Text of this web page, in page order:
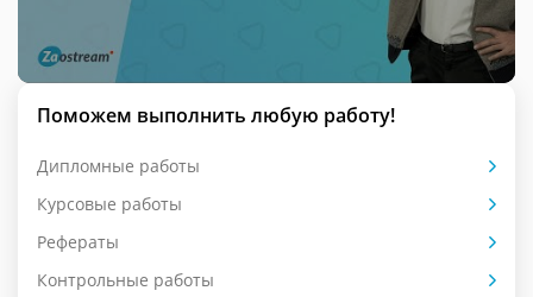
Поможем выполнить любую работу!
Дипломные работы
Курсовые работы
Рефераты
Контрольные работы